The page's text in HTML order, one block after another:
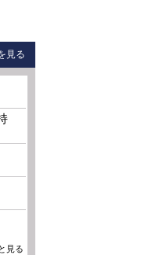
見る
見る